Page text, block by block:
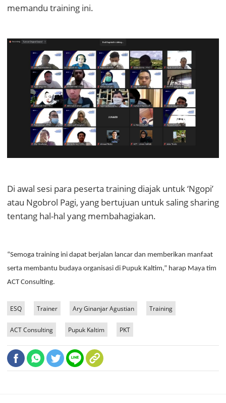
memandu training ini.
Di awal sesi para peserta training diajak untuk ‘Ngopi’
atau Ngobrol Pagi, yang bertujuan untuk saling sharing
tentang hal-hal yang membahagiakan.
“Semoga training ini dapat berjalan lancar dan memberikan manfaat
serta membantu budaya organisasi di Pupuk Kaltim,” harap Maya tim
ACT Consulting.
ESQ Trainer Ary Ginanjar Agustian Training
ACT Consulting Pupuk Kaltim PKT